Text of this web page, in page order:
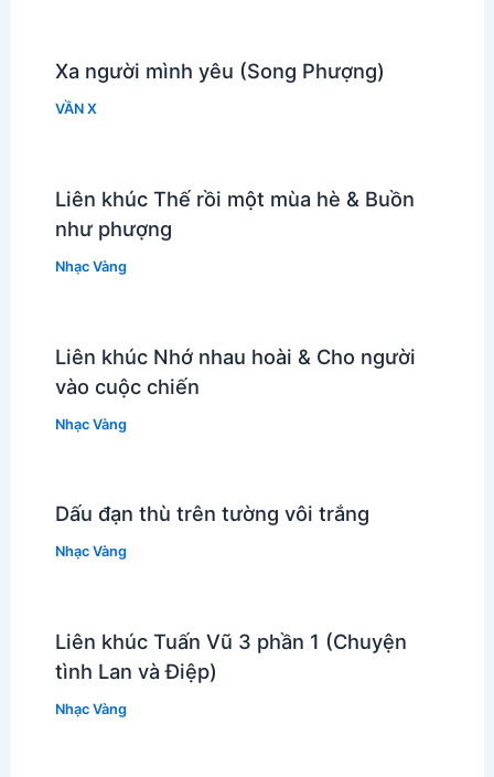
Xa người mình yêu (Song Phượng)
VẦN X
Liên khúc Thế rồi một mùa hè & Buồn
như phượng
Nhạc Vàng
Liên khúc Nhớ nhau hoài & Cho người
vào cuộc chiến
Nhạc Vàng
Dấu đạn thù trên tường vôi trắng
Nhạc Vàng
Liên khúc Tuấn Vũ 3 phần 1 (Chuyện
tình Lan và Điệp)
Nhạc Vàng